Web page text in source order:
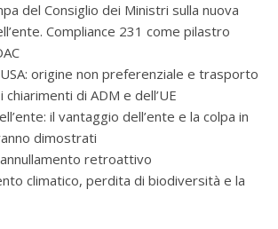
del Consiglio dei Ministri sulla nuova
Compliance 231 come pilastro
origine non preferenziale e trasporto
di ADM e dell’UE
il vantaggio dell’ente e la colpa in
dimostrati
retroattivo
climatico, perdita di biodiversità e la